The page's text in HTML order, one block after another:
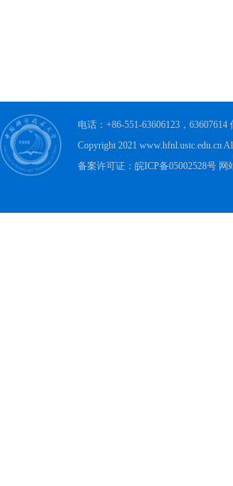
电话：+86-551-63606123，
Copyright 2021 www.hfnl.ustc.edu.cn
备案许可证：皖ICP备05002528号 网